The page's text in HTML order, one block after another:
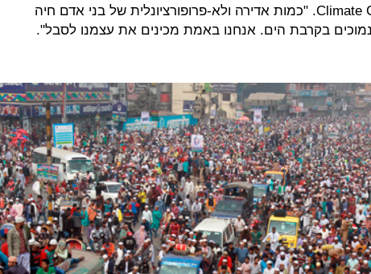
הראשי של Climate Central. "כמות אדירה ולא-פרופורציונלית של בני אדם חיה
בקרבת הים. אנחנו באמת מכינים את עצמנו לסבל".